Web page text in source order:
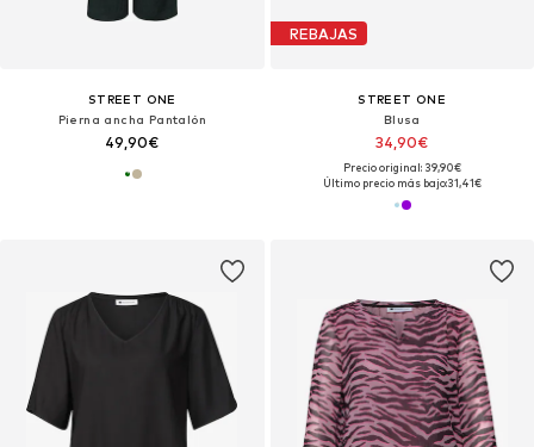
STREET ONE
Pierna ancha Pantalón
49,90€
REBAJAS
STREET ONE
Blusa
34,90€
Precio original: 39,90€
Último precio más bajo:31,41€